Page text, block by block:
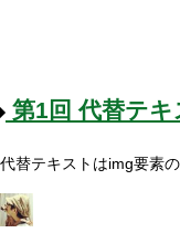
第1回 代替テキ
代替テキストはimg要素